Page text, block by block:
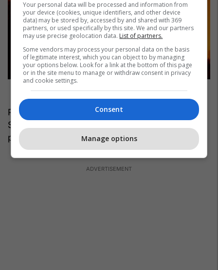
Parku Historik Shtetëror Will Rogers në malet
Santa Monica ishte dikur rezidenca luksoze e një
prej aktorëve më të paguar të viteve 1930.
Your personal data will be processed and information from
your device (cookies, unique identifiers, and other device
data) may be stored by, accessed by and shared with 369
partners, or used specifically by this site. We and our partners
may use precise geolocation data. List of partners.
Some vendors may process your personal data on the basis
of legitimate interest, which you can object to by managing
your options below. Look for a link at the bottom of this page
or in the site menu to manage or withdraw consent in privacy
and cookie settings.
Consent
Manage options